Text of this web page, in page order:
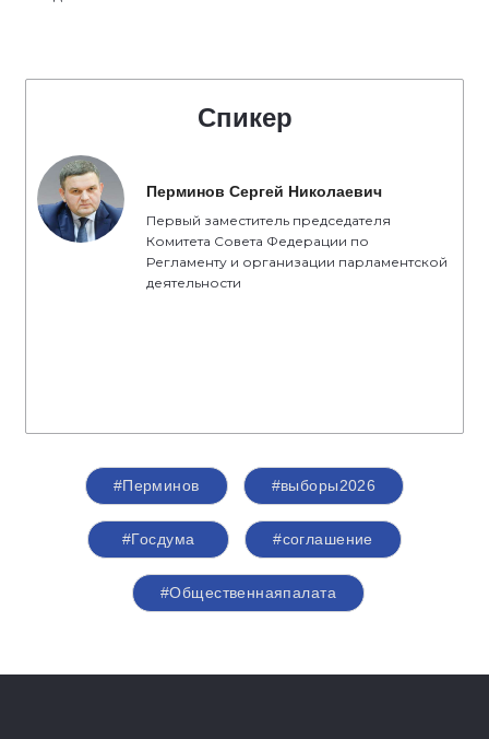
Спикер
Перминов Сергей Николаевич
Первый заместитель председателя
Комитета Совета Федерации по
Регламенту и организации парламентской
деятельности
#Перминов #выборы2026
#Госдума #соглашение
#Общественнаяпалата